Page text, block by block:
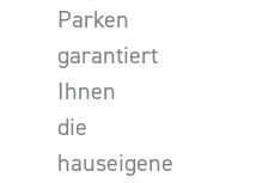
Parken
garantiert
Ihnen
die
hauseigene